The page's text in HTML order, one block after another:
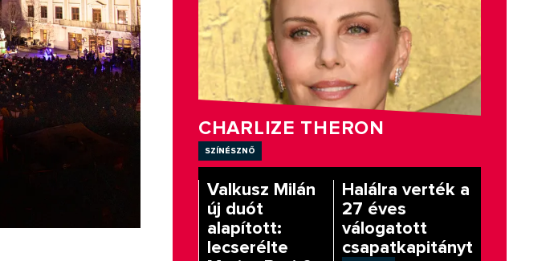
CHARLIZE THERON
színésznő
Valkusz Milán
új duót
alapított:
lecserélte
Halálra verték a
27 éves
válogatott
csapatkapitányt